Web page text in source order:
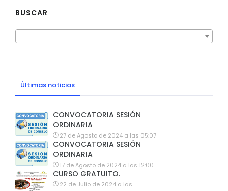
BUSCAR
Últimas noticias
CONVOCATORIA SESIÓN
ORDINARIA
27 de Agosto de 2024 a las 05:07
CONVOCATORIA SESIÓN
ORDINARIA
17 de Agosto de 2024 a las 12:00
CURSO GRATUITO.
22 de Julio de 2024 a las